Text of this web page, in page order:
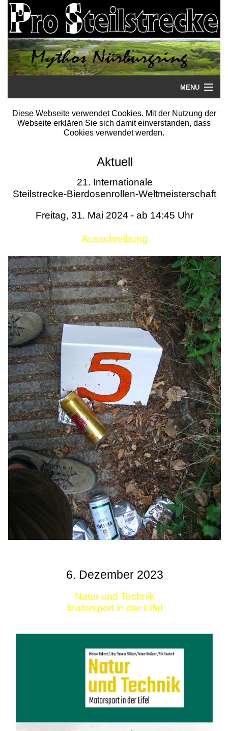
MENU
Startseite
Literatur
Termine
Diese Webseite verwendet Cookies. Mit der Nutzung der
Webseite erklären Sie sich damit einverstanden, dass
Cookies verwendet werden.
Aktuell
21. Internationale
Steilstrecke-Bierdosenrollen-Weltmeisterschaft
Freitag, 31. Mai 2024 - ab 14:45 Uhr
Ausschreibung
6. Dezember 2023
Natur und Technik
Motorsport in der Eifel